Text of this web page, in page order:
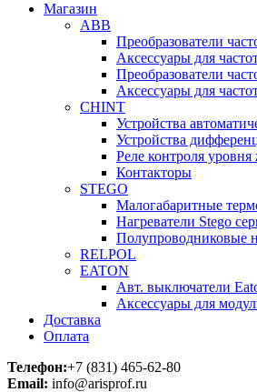
Магазин
ABB
Преобразователи
Аксессуары для
Преобразователи
Аксессуары для
CHINT
Устройства
Устройства
Реле контроля уровня
Контакторы
STEGO
Малогабаритные
Нагреватели Stego
Полупроводниковые
RELPOL
EATON
Авт. выключатели
Аксессуары для
Доставка
Оплата
Телефон:+7 (831) 465-62-80
Email: info@arisprof.ru